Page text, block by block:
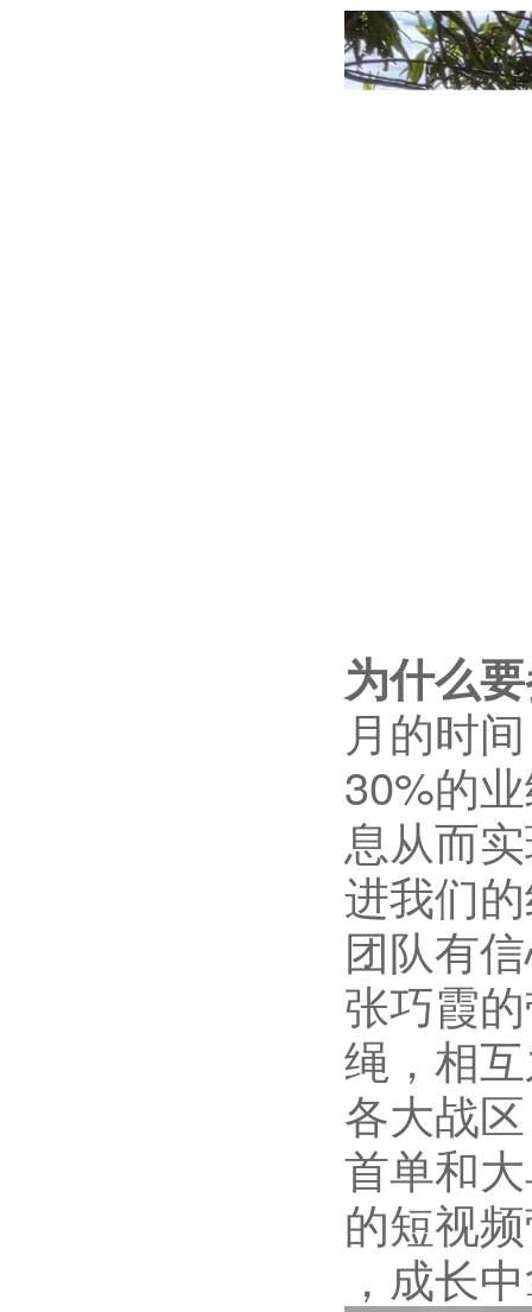
为什么
月的时
30%的
息从而
进我们
团队有
张巧霞
绳，相
各大战
首单和
的短视
，成长